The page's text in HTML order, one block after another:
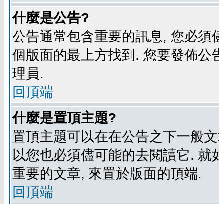
什麼是公告?
公告通常包含重要的訊息, 您必
個版面的最上方找到. 您要發佈
理員.
回頂端
什麼是置頂主題?
置頂主題可以在在公告之下一般
以您也必須儘可能的去閱讀它.
重要的文章, 來置於版面的頂端.
回頂端